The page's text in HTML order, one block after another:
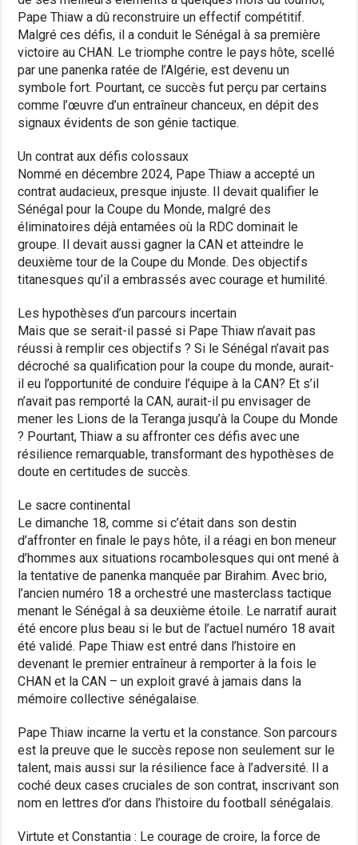
Pape Thiaw a dû reconstruire un effectif compétitif.
Malgré ces défis, il a conduit le Sénégal à sa première
victoire au CHAN. Le triomphe contre le pays hôte, scellé
par une panenka ratée de l’Algérie, est devenu un
symbole fort. Pourtant, ce succès fut perçu par certains
comme l’œuvre d’un entraîneur chanceux, en dépit des
signaux évidents de son génie tactique.
Un contrat aux défis colossaux
Nommé en décembre 2024, Pape Thiaw a accepté un
contrat audacieux, presque injuste. Il devait qualifier le
Sénégal pour la Coupe du Monde, malgré des
éliminatoires déjà entamées où la RDC dominait le
groupe. Il devait aussi gagner la CAN et atteindre le
deuxième tour de la Coupe du Monde. Des objectifs
titanesques qu’il a embrassés avec courage et humilité.
Les hypothèses d’un parcours incertain
Mais que se serait-il passé si Pape Thiaw n’avait pas
réussi à remplir ces objectifs ? Si le Sénégal n’avait pas
décroché sa qualification pour la coupe du monde, aurait-
il eu l’opportunité de conduire l’équipe à la CAN? Et s’il
n’avait pas remporté la CAN, aurait-il pu envisager de
mener les Lions de la Teranga jusqu’à la Coupe du Monde
? Pourtant, Thiaw a su affronter ces défis avec une
résilience remarquable, transformant des hypothèses de
doute en certitudes de succès.
Le sacre continental
Le dimanche 18, comme si c’était dans son destin
d’affronter en finale le pays hôte, il a réagi en bon meneur
d’hommes aux situations rocambolesques qui ont mené à
la tentative de panenka manquée par Birahim. Avec brio,
l’ancien numéro 18 a orchestré une masterclass tactique
menant le Sénégal à sa deuxième étoile. Le narratif aurait
été encore plus beau si le but de l’actuel numéro 18 avait
été validé. Pape Thiaw est entré dans l’histoire en
devenant le premier entraîneur à remporter à la fois le
CHAN et la CAN – un exploit gravé à jamais dans la
mémoire collective sénégalaise.
Pape Thiaw incarne la vertu et la constance. Son parcours
est la preuve que le succès repose non seulement sur le
talent, mais aussi sur la résilience face à l’adversité. Il a
coché deux cases cruciales de son contrat, inscrivant son
nom en lettres d’or dans l’histoire du football sénégalais.
Virtute et Constantia : Le courage de croire, la force de